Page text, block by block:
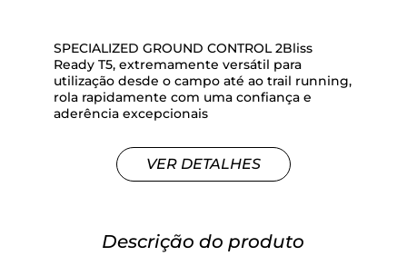
SPECIALIZED GROUND CONTROL 2Bliss
Ready T5, extremamente versátil para
utilização desde o campo até ao trail running,
rola rapidamente com uma confiança e
aderência excepcionais
VER DETALHES
Descrição do produto